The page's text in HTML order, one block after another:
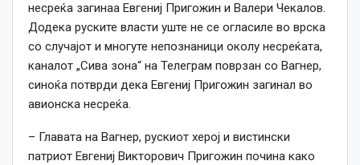
несреќа загинаа Евгениј Пригожин и Валери Чекалов.
Додека руските власти уште не се огласиле во врска
со случајот и многуте непознаници околу несреќата,
каналот „Сива зона“ на Телеграм поврзан со Вагнер,
синоќа потврди дека Евгениј Пригожин загинал во
авионска несреќа.
– Главата на Вагнер, рускиот херој и вистински
патриот Евгениј Викторович Пригожин почина како